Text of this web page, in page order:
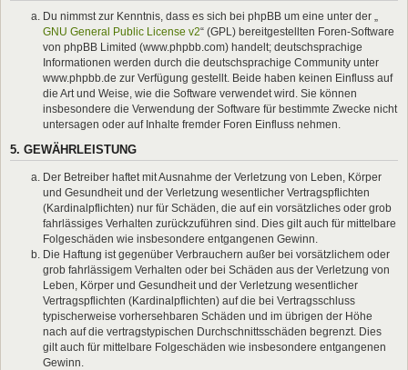
Du nimmst zur Kenntnis, dass es sich bei phpBB um eine unter der „
GNU General Public License v2“ (GPL) bereitgestellten Foren-Software
von phpBB Limited (www.phpbb.com) handelt; deutschsprachige
Informationen werden durch die deutschsprachige Community unter
www.phpbb.de zur Verfügung gestellt. Beide haben keinen Einfluss auf
die Art und Weise, wie die Software verwendet wird. Sie können
insbesondere die Verwendung der Software für bestimmte Zwecke nicht
untersagen oder auf Inhalte fremder Foren Einfluss nehmen.
5. GEWÄHRLEISTUNG
Der Betreiber haftet mit Ausnahme der Verletzung von Leben, Körper
und Gesundheit und der Verletzung wesentlicher Vertragspflichten
(Kardinalpflichten) nur für Schäden, die auf ein vorsätzliches oder grob
fahrlässiges Verhalten zurückzuführen sind. Dies gilt auch für mittelbare
Folgeschäden wie insbesondere entgangenen Gewinn.
Die Haftung ist gegenüber Verbrauchern außer bei vorsätzlichem oder
grob fahrlässigem Verhalten oder bei Schäden aus der Verletzung von
Leben, Körper und Gesundheit und der Verletzung wesentlicher
Vertragspflichten (Kardinalpflichten) auf die bei Vertragsschluss
typischerweise vorhersehbaren Schäden und im übrigen der Höhe
nach auf die vertragstypischen Durchschnittsschäden begrenzt. Dies
gilt auch für mittelbare Folgeschäden wie insbesondere entgangenen
Gewinn.